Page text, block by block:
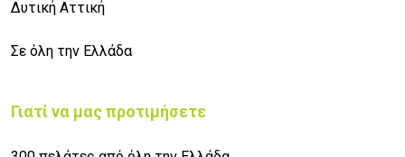
Δυτική Αττική
Σε όλη την Ελλάδα
Γιατί να μας προτιμήσετε